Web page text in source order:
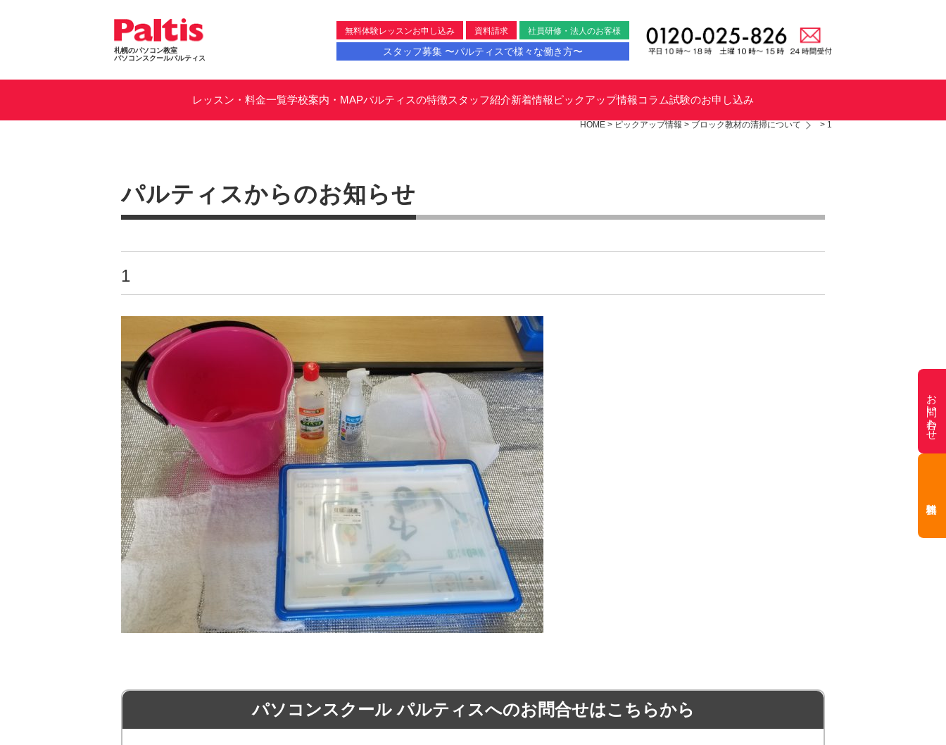
札幌のパソコン教室
パソコンスクールパルティス
無料体験レッスンお申し込み 資料請求 社員研修・法人のお客様
スタッフ募集 〜パルティスで様々な働き方〜
レッスン・料金一覧学校案内・MAPパルティスの特徴スタッフ紹介新着情報ピックアップ情報コラム試験のお申し込み
HOME > ピックアップ情報 > ブロック教材の清掃について > 1
パルティスからのお知らせ
1
パソコンスクール パルティスへのお問合せはこちらから
お問い合わせ